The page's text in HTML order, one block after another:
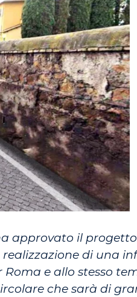
approvato il
realizzazione di una
e allo stesso
che sarà di